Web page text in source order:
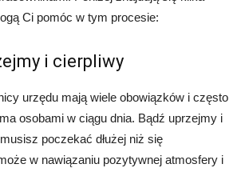
Ci pomóc w tym procesie:
i cierpliwy
urzędu mają wiele obowiązków i często
osobami w ciągu dnia. Bądź uprzejmy i
poczekać dłużej niż się
w nawiązaniu pozytywnej atmosfery i